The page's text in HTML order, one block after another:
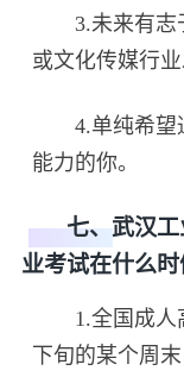
3.未来有志于
或文化传媒行业
4.单纯希望
能力的你。
七、武汉工业
业考试在什么时
1.全国成人高
下旬的某个周